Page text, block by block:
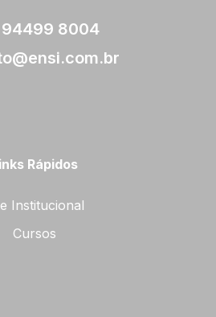
94499 8004
Rápidos
Institucional
Cursos